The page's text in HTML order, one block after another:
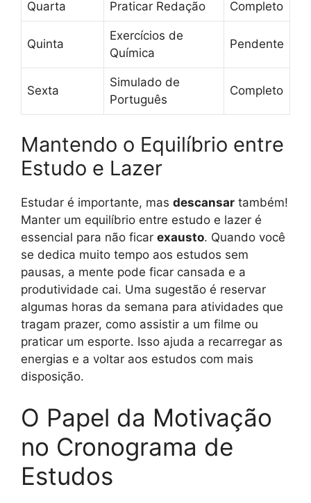
Quarta Praticar Redação Completo
Quinta
Exercícios de
Química
Pendente
Sexta
Simulado de
Português
Completo
Mantendo o Equilíbrio entre
Estudo e Lazer
Estudar é importante, mas descansar também!
Manter um equilíbrio entre estudo e lazer é
essencial para não ficar exausto. Quando você
se dedica muito tempo aos estudos sem
pausas, a mente pode ficar cansada e a
produtividade cai. Uma sugestão é reservar
algumas horas da semana para atividades que
tragam prazer, como assistir a um filme ou
praticar um esporte. Isso ajuda a recarregar as
energias e a voltar aos estudos com mais
disposição.
O Papel da Motivação
no Cronograma de
Estudos